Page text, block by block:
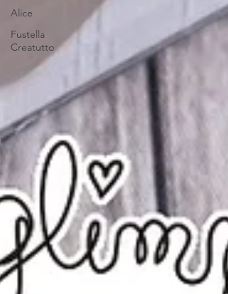
Alice
Fustella
Creatutto